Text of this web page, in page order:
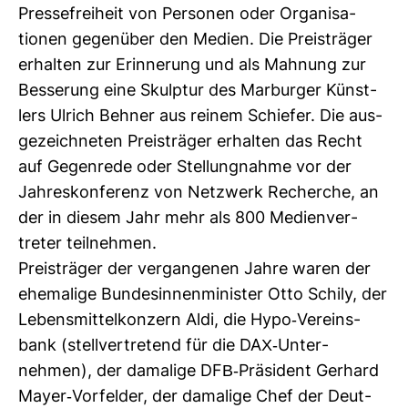
Pres­se­frei­heit von Per­sonen oder Orga­ni­sa­
tionen gegen­über den Medien. Die Preis­träger
erhalten zur Erin­ne­rung und als Mah­nung zur
Bes­se­rung eine Skulptur des Mar­burger Künst­
lers Ulrich Behner aus reinem Schiefer. Die aus­
ge­zeich­neten Preis­träger erhalten das Recht
auf Gegen­rede oder Stel­lung­nahme vor der
Jah­res­kon­fe­renz von Netz­werk Recherche, an
der in diesem Jahr mehr als 800 Medi­en­ver­
treter teil­nehmen.
Preis­träger der ver­gan­genen Jahre waren der
ehe­ma­lige Bun­des­in­nen­mi­nister Otto Schily, der
Lebens­mit­tel­kon­zern Aldi, die Hypo-​Ver­eins­
bank (stell­ver­tre­tend für die DAX-​Unter­
nehmen), der dama­lige DFB-​Prä­si­dent Ger­hard
Mayer-​Vor­felder, der dama­lige Chef der Deut­